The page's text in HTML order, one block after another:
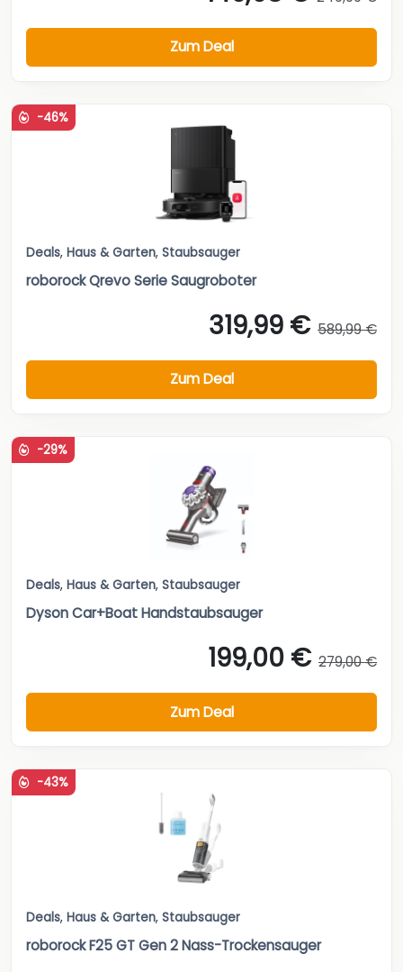
Zum Deal
-46%
Deals, Haus & Garten, Staubsauger
roborock Qrevo Serie Saugroboter
319,99 € 589,99 €
Zum Deal
-29%
Deals, Haus & Garten, Staubsauger
Dyson Car+Boat Handstaubsauger
199,00 € 279,00 €
Zum Deal
-43%
Deals, Haus & Garten, Staubsauger
roborock F25 GT Gen 2 Nass-Trockensauger